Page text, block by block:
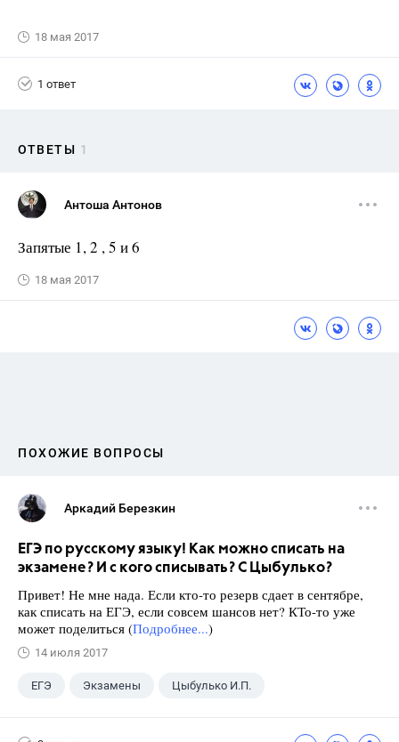
18 мая 2017
1 ответ
ОТВЕТЫ 1
Антоша Антонов
Запятые 1, 2 , 5 и 6
18 мая 2017
ПОХОЖИЕ ВОПРОСЫ
Аркадий Березкин
ЕГЭ по русскому языку! Как можно списать на
экзамене? И с кого списывать? С Цыбулько?
Привет! Не мне нада. Если кто-то резерв сдает в сентябре,
как списать на ЕГЭ, если совсем шансов нет? КТо-то уже
может поделиться (Подробнее...)
14 июля 2017
ЕГЭ Экзамены Цыбулько И.П.